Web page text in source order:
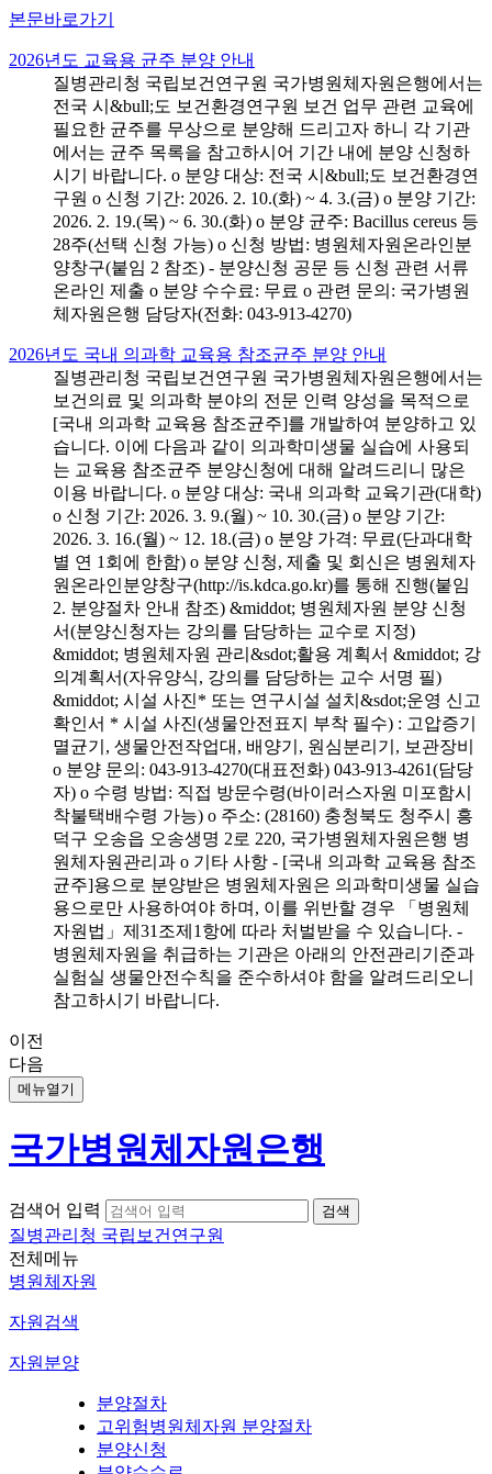
본문바로가기
2026년도 교육용 균주 분양 안내
질병관리청 국립보건연구원 국가병원체자원은행에서는
전국 시&bull;도 보건환경연구원 보건 업무 관련 교육에
필요한 균주를 무상으로 분양해 드리고자 하니 각 기관
에서는 균주 목록을 참고하시어 기간 내에 분양 신청하
시기 바랍니다. o 분양 대상: 전국 시&bull;도 보건환경연
구원 o 신청 기간: 2026. 2. 10.(화) ~ 4. 3.(금) o 분양 기간:
2026. 2. 19.(목) ~ 6. 30.(화) o 분양 균주: Bacillus cereus 등
28주(선택 신청 가능) o 신청 방법: 병원체자원온라인분
양창구(붙임 2 참조) - 분양신청 공문 등 신청 관련 서류
온라인 제출 o 분양 수수료: 무료 o 관련 문의: 국가병원
체자원은행 담당자(전화: 043-913-4270)
2026년도 국내 의과학 교육용 참조균주 분양 안내
질병관리청 국립보건연구원 국가병원체자원은행에서는
보건의료 및 의과학 분야의 전문 인력 양성을 목적으로
[국내 의과학 교육용 참조균주]를 개발하여 분양하고 있
습니다. 이에 다음과 같이 의과학미생물 실습에 사용되
는 교육용 참조균주 분양신청에 대해 알려드리니 많은
이용 바랍니다. o 분양 대상: 국내 의과학 교육기관(대학)
o 신청 기간: 2026. 3. 9.(월) ~ 10. 30.(금) o 분양 기간:
2026. 3. 16.(월) ~ 12. 18.(금) o 분양 가격: 무료(단과대학
별 연 1회에 한함) o 분양 신청, 제출 및 회신은 병원체자
원온라인분양창구(http://is.kdca.go.kr)를 통해 진행(붙임
2. 분양절차 안내 참조) &middot; 병원체자원 분양 신청
서(분양신청자는 강의를 담당하는 교수로 지정)
&middot; 병원체자원 관리&sdot;활용 계획서 &middot; 강
의계획서(자유양식, 강의를 담당하는 교수 서명 필)
&middot; 시설 사진* 또는 연구시설 설치&sdot;운영 신고
확인서 * 시설 사진(생물안전표지 부착 필수) : 고압증기
멸균기, 생물안전작업대, 배양기, 원심분리기, 보관장비
o 분양 문의: 043-913-4270(대표전화) 043-913-4261(담당
자) o 수령 방법: 직접 방문수령(바이러스자원 미포함시
착불택배수령 가능) o 주소: (28160) 충청북도 청주시 흥
덕구 오송읍 오송생명 2로 220, 국가병원체자원은행 병
원체자원관리과 o 기타 사항 - [국내 의과학 교육용 참조
균주]용으로 분양받은 병원체자원은 의과학미생물 실습
용으로만 사용하여야 하며, 이를 위반할 경우 「병원체
자원법」제31조제1항에 따라 처벌받을 수 있습니다. -
병원체자원을 취급하는 기관은 아래의 안전관리기준과
실험실 생물안전수칙을 준수하셔야 함을 알려드리오니
참고하시기 바랍니다.
이전
다음
메뉴열기
국가병원체자원은행
검색어 입력
질병관리청 국립보건연구원
전체메뉴
병원체자원
자원검색
자원분양
분양절차
고위험병원체자원 분양절차
분양신청